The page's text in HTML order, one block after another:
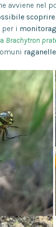
avviene nel
scoprire
i
Brachytron